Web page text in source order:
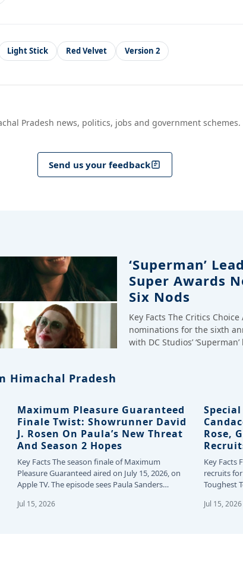
Light Stick Red Velvet Version 2
Pradesh news, politics, jobs and government schemes.
Send us your feedback
‘Superman’
Super Awards
Six Nods
Key Facts The Critics
nominations for the sixth
with DC Studios’
Himachal Pradesh
Maximum Pleasure Guaranteed
Finale Twist: Showrunner David
J. Rosen On Paula’s New Threat
And Season 2 Hopes
Key Facts The season finale of Maximum
Pleasure Guaranteed aired on July 15, 2026, on
Apple TV. The episode sees Paula Sanders…
Jul 15, 2026
Special
Rose,
Key Facts
recruits for
Toughest
Jul 15, 2026